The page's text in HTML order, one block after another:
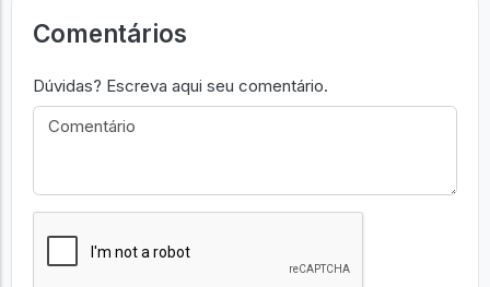
Comentários
Dúvidas? Escreva aqui seu comentário.